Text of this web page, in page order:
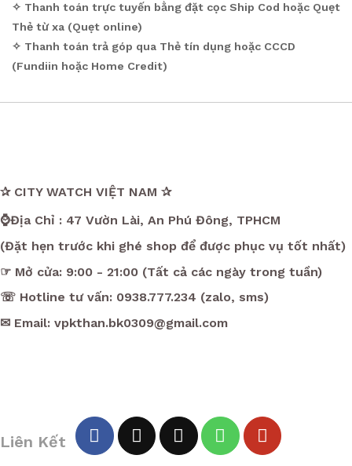
✧ Thanh toán trực tuyến bằng đặt cọc Ship Cod hoặc Quẹt
Thẻ từ xa (Quẹt online)
✧ Thanh toán trả góp qua Thẻ tín dụng hoặc CCCD
(Fundiin hoặc Home Credit)
✰ CITY WATCH VIỆT NAM ✰
⌚Địa Chỉ : 47 Vườn Lài, An Phú Đông, TPHCM
(Đặt hẹn trước khi ghé shop để được phục vụ tốt nhất)
☞ Mở cửa: 9:00 - 21:00 (Tất cả các ngày trong tuần)
☏ Hotline tư vấn: 0938.777.234 (zalo, sms)
✉ Email: vpkthan.bk0309@gmail.com
Liên Kết